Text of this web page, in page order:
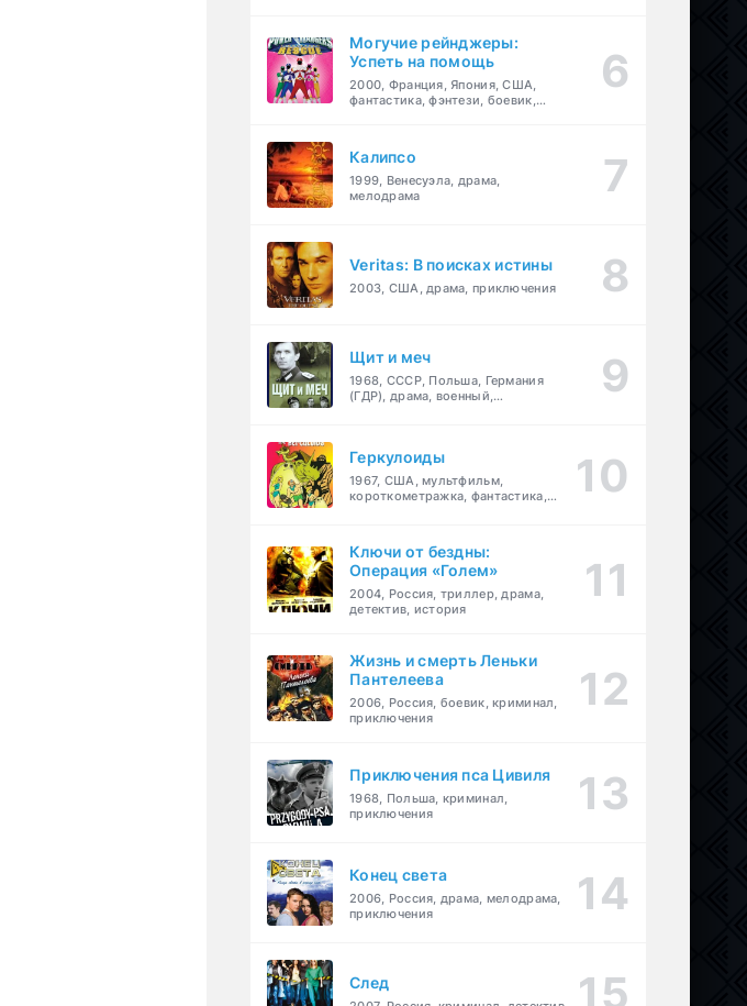
Могучие рейнджеры:
Успеть на помощь
2000, Франция, Япония, США,
фантастика, фэнтези, боевик,
Калипсо
1999, Венесуэла, драма,
мелодрама
Veritas: В поисках истины
2003, США, драма, приключения
Щит и меч
1968, СССР, Польша, Германия
(ГДР), драма, военный,
Геркулоиды
1967, США, мультфильм,
короткометражка, фантастика,
Ключи от бездны:
Операция «Голем»
2004, Россия, триллер, драма,
детектив, история
Жизнь и смерть Леньки
Пантелеева
2006, Россия, боевик, криминал,
приключения
Приключения пса Цивиля
1968, Польша, криминал,
приключения
Конец света
2006, Россия, драма, мелодрама,
приключения
След